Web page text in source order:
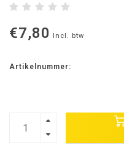
€7,80 Incl. btw
Artikelnummer: